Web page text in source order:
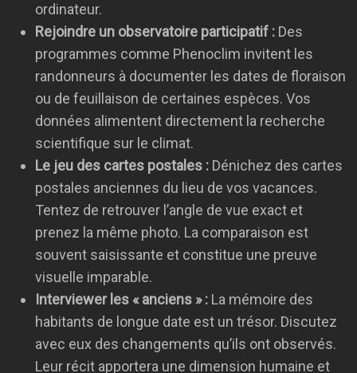
ordinateur.
Rejoindre un observatoire participatif : Des
programmes comme Phenoclim invitent les
randonneurs à documenter les dates de floraison
ou de feuillaison de certaines espèces. Vos
données alimentent directement la recherche
scientifique sur le climat.
Le jeu des cartes postales : Dénichez des cartes
postales anciennes du lieu de vos vacances.
Tentez de retrouver l’angle de vue exact et
prenez la même photo. La comparaison est
souvent saisissante et constitue une preuve
visuelle imparable.
Interviewer les « anciens » : La mémoire des
habitants de longue date est un trésor. Discutez
avec eux des changements qu’ils ont observés.
Leur récit apportera une dimension humaine et